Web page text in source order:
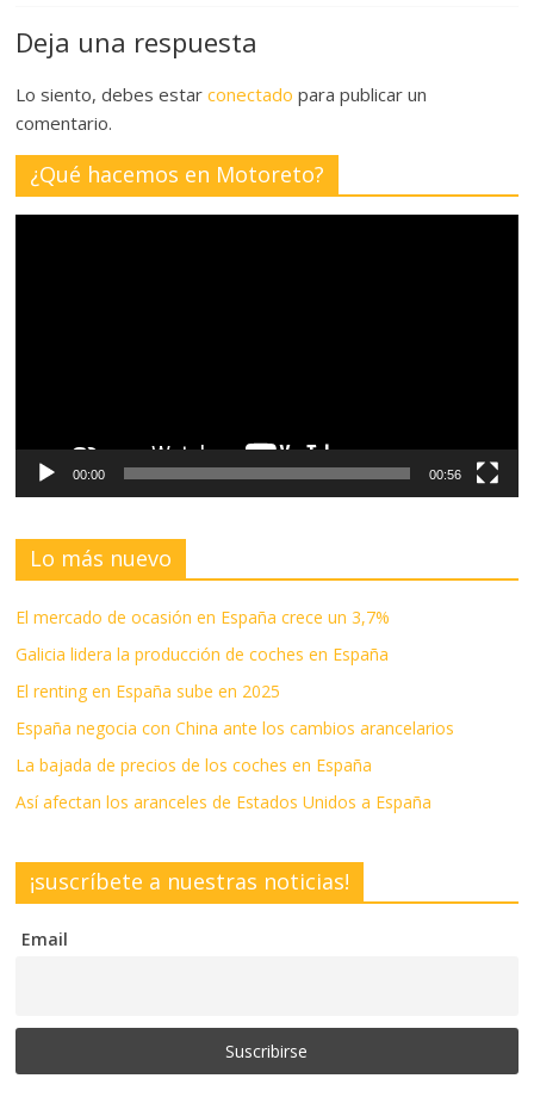
Deja una respuesta
Lo siento, debes estarconectado para publicar un
comentario.
¿Qué hacemos en Motoreto?
00:00 00:56
Lo más nuevo
El mercado de ocasión en España crece un 3,7%
Galicia lidera la producción de coches en España
El renting en España sube en 2025
España negocia con China ante los cambios arancelarios
La bajada de precios de los coches en España
Así afectan los aranceles de Estados Unidos a España
¡suscríbete a nuestras noticias!
Email